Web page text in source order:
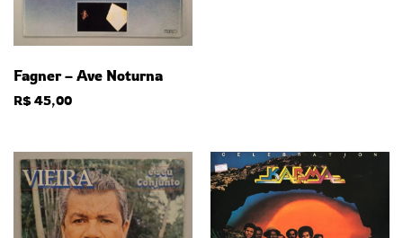
Fagner – Ave Noturna
R$45,00